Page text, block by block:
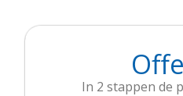
In 2 stappen de